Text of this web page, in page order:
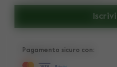
Pagamento sicuro con: